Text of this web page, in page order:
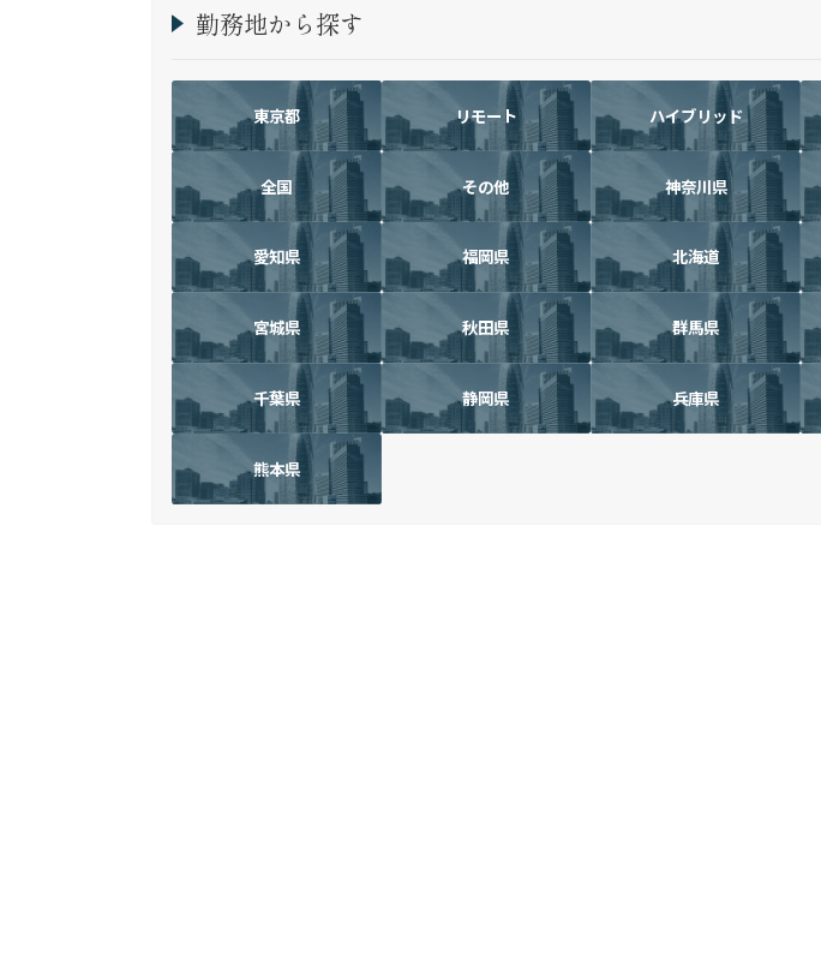
勤務地から探す
東京都 リモート ハイブリッド
全国 その他 神奈川県
愛知県 福岡県 北海道
宮城県 秋田県 群馬県
千葉県 静岡県 兵庫県
熊本県